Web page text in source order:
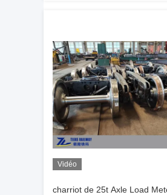
Vidéo
charriot de 25t Axle Load